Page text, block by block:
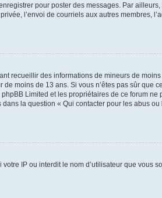
pour poster des messages. Par
l’envoi de courriels aux autres membres,
recueillir des informations de mineurs de
moins de 13 ans. Si vous n’êtes pas sûr que
Limited et les propriétaires de ce forum ne
la question « Qui contacter pour les abus
IP ou interdit le nom d’utilisateur que vous